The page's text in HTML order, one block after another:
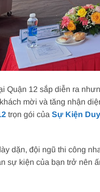
Quận 12 sắp diễn ra
mời và tăng nhận
trọn gói của Sự Kiện
dặn, đội ngũ thi công
sự kiện của bạn trở nên